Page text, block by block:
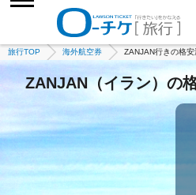
旅行TOP 海外航空券 ZANJAN行きの格
ZANJAN（イラン）の